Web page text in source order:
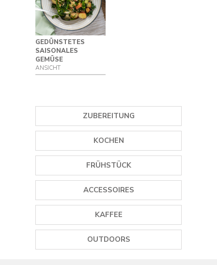
GEDÜNSTETES
SAISONALES
GEMÜSE
ANSICHT
ZUBEREITUNG
EISMASCHINEN
STABMIXER
MINI STANDMIXER
STANDMIXER
SMOOTHIE MAKER
HANDMIXER
KOCHEN
GRILLS
PLANCHA GRILLS
DAMPFGARER
REISKOCHER
PIZZAOFEN
FRÜHSTÜCK
TOASTER
SAFTPRESSEN
ACCESSOIRES
GEWÜRZMÜHLEN
KOCHGESCHIRR
KAFFEE
OUTDOORS